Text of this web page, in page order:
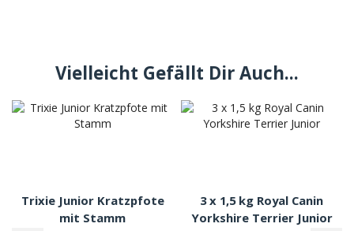
Vielleicht Gefällt Dir Auch...
Trixie Junior Kratzpfote
mit Stamm
3 x 1,5 kg Royal Canin
Yorkshire Terrier Junior